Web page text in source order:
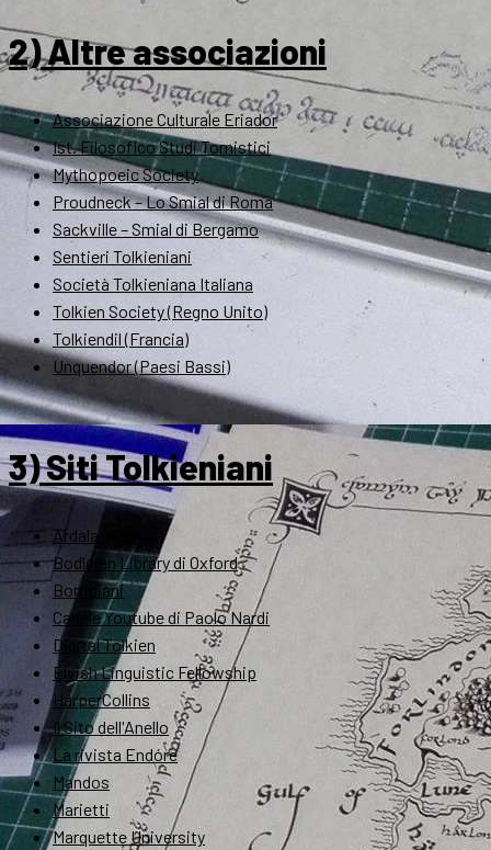
2) Altre associazioni
Associazione Culturale Eriador
Ist. Filosofico Studi Tomistici
Mythopoeic Society
Proudneck – Lo Smial di Roma
Sackville – Smial di Bergamo
Sentieri Tolkieniani
Società Tolkieniana Italiana
Tolkien Society (Regno Unito)
Tolkiendil (Francia)
Unquendor (Paesi Bassi)
3) Siti Tolkieniani
Ardalambion
Bodleian Library di Oxford
Bompiani
Canale Youtube di Paolo Nardi
Digital Tolkien
Elvish Linguistic Fellowship
HarperCollins
Il Sito dell'Anello
La rivista Endóre
Mandos
Marietti
Marquette University